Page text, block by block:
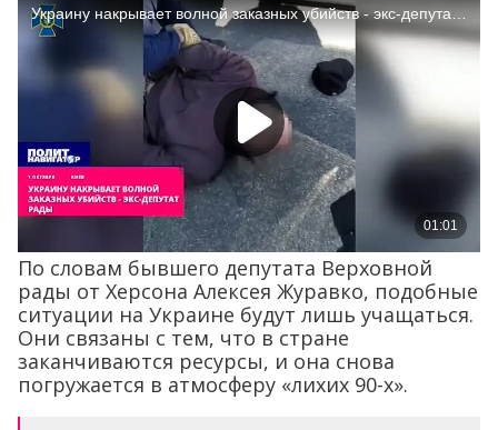
По словам бывшего депутата Верховной
рады от Херсона Алексея Журавко, подобные
ситуации на Украине будут лишь учащаться.
Они связаны с тем, что в стране
заканчиваются ресурсы, и она снова
погружается в атмосферу «лихих 90-х».